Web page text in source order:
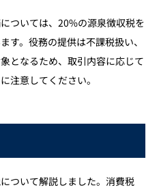
ついては、20%の源泉徴収税を
す。役務の提供は不課税扱い、
となるため、取引内容に応じて
注意してください。
ついて解説しました。消費税